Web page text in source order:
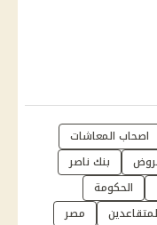
اصحاب المعاشات
بنك ناصر
الحكومة
مصر